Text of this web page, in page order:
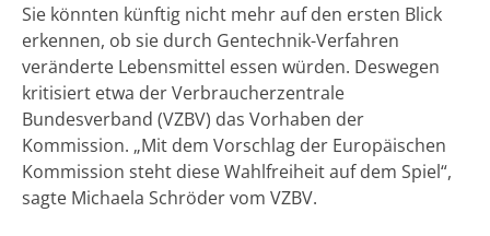
Sie könnten künftig nicht mehr auf den ersten Blick
erkennen, ob sie durch Gentechnik-Verfahren
veränderte Lebensmittel essen würden. Deswegen
kritisiert etwa der Verbraucherzentrale
Bundesverband (VZBV) das Vorhaben der
Kommission. „Mit dem Vorschlag der Europäischen
Kommission steht diese Wahlfreiheit auf dem Spiel“,
sagte Michaela Schröder vom VZBV.